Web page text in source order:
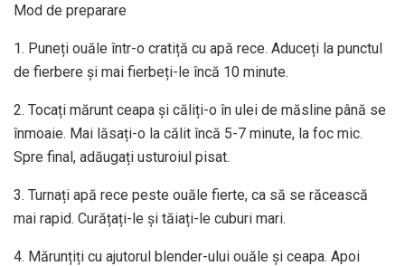
Mod de preparare
1. Puneți ouăle într-o cratiță cu apă rece. Aduceți la punctul
de fierbere și mai fierbeți-le încă 10 minute.
2. Tocați mărunt ceapa și căliți-o în ulei de măsline până se
înmoaie. Mai lăsați-o la călit încă 5-7 minute, la foc mic.
Spre final, adăugați usturoiul pisat.
3. Turnați apă rece peste ouăle fierte, ca să se răcească
mai rapid. Curățați-le și tăiați-le cuburi mari.
4. Mărunțiți cu ajutorul blender-ului ouăle și ceapa. Apoi